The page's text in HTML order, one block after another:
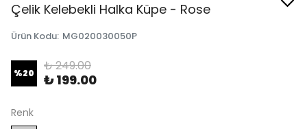
Çelik Kelebekli Halka Küpe - Rose
Ürün Kodu: MG020030050P
%20 ₺ 249.00
₺ 199.00
Renk